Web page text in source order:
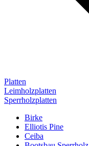
Platten
Leimholzplatten
Sperrholzplatten
Birke
Elliotis Pine
Ceiba